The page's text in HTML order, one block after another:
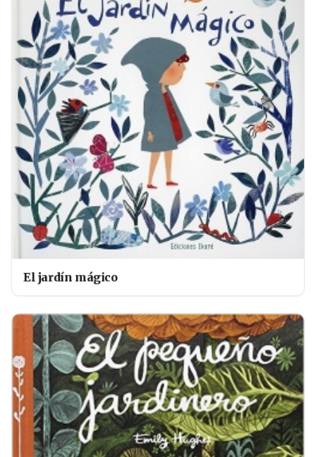
El jardín mágico